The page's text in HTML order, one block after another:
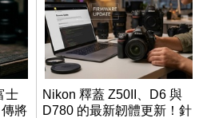
士
將
Nikon 釋蓋 Z50II、D6 與
D780 的最新韌體更新！針